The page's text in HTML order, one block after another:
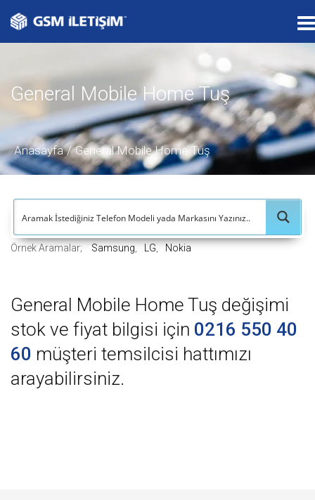
T
o
g
l
e
n
a
General Mobile Home Tuş
Anasayfa General Mobile Home Tuş
Örnek Aramalar; Samsung LG Nokia
General Mobile Home Tuş değişimi
stok ve fiyat bilgisi için 0216 550 40
60 müşteri temsilcisi hattımızı
arayabilirsiniz.